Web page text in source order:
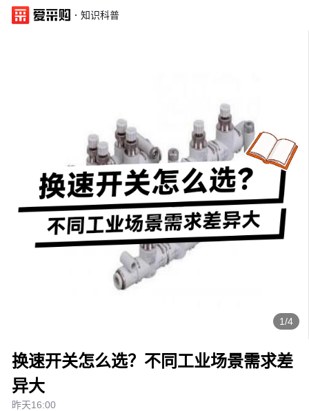
· 知识科普
1/4
换速开关怎么选？不同工业场景需求差
异大
昨天16:00